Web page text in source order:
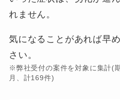
れません。
気になることがあれば早
さい。
※弊社受付の案件を対象に集計(
月、計169件)